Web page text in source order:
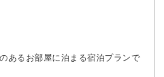
あるお部屋に泊まる宿泊プランで